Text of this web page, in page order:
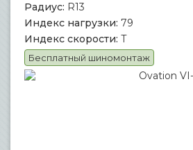
Радиус: R13
Индекс нагрузки: 79
Индекс скорости: T
Бесплатный шиномонтаж